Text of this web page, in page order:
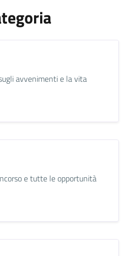
avvenimenti e la vita
e tutte le opportunità